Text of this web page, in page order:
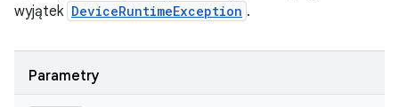
wyjątek DeviceRuntimeException .
Parametry